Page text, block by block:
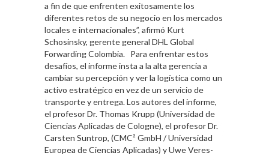
a fin de que enfrenten exitosamente los
diferentes retos de su negocio en los mercados
locales e internacionales”, afirmó Kurt
Schosinsky, gerente general DHL Global
Forwarding Colombia. Para enfrentar estos
desafíos, el informe insta a la alta gerencia a
cambiar su percepción y ver la logística como un
activo estratégico en vez de un servicio de
transporte y entrega. Los autores del informe,
el profesor Dr. Thomas Krupp (Universidad de
Ciencias Aplicadas de Cologne), el profesor Dr.
Carsten Suntrop, (CMC² GmbH / Universidad
Europea de Ciencias Aplicadas) y Uwe Veres-